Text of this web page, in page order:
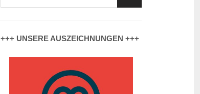
+++ UNSERE AUSZEICHNUNGEN +++